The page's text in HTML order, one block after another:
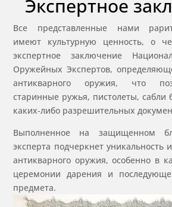
Экспертное
Все представленные нами
имеют культурную ценность, о
экспертное заключение
Оружейных Экспертов,
антикварного оружия, что
старинные ружья, пистолеты, сабли
каких-либо разрешительных
Выполненное на защищенном
эксперта подчеркнет уникальность
антикварного оружия, особенно в
церемонии дарения и
предмета.